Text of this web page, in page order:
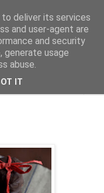
deliver its services
and user-agent are
and security
generate usage
abuse.
IT